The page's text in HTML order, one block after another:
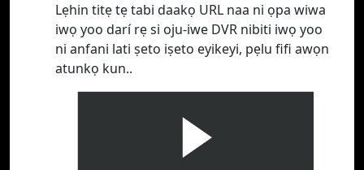
Lẹhin titẹ tẹ tabi daakọ URL naa ni ọpa wiwa
iwọ yoo darí rẹ si oju-iwe DVR nibiti iwọ yoo
ni anfani lati ṣeto iṣeto eyikeyi, pẹlu fifi awọn
atunkọ kun..